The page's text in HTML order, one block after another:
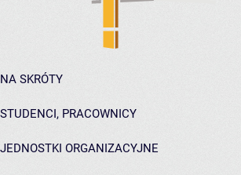
NA SKRÓTY
STUDENCI, PRACOWNICY
JEDNOSTKI ORGANIZACYJNE